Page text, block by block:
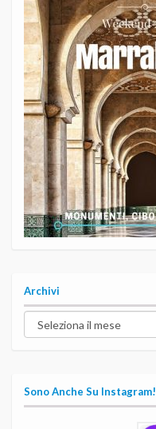
Archivi
Archivi
Sono Anche Su Instagram!